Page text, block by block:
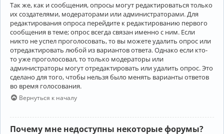
Так же, как и сообщения, опросы могут редактироваться только
их создателями, модераторами или администраторами. Для
редактирования опроса перейдите к редактированию первого
сообщения в теме; опрос всегда связан именно с ним. Если
никто не успел проголосовать, то вы можете удалить опрос или
отредактировать любой из вариантов ответа. Однако если кто-
то уже проголосовал, то только модераторы или
администраторы могут отредактировать или удалить опрос. Это
сделано для того, чтобы нельзя было менять варианты ответов
во время голосования.
Вернуться к началу
Почему мне недоступны некоторые форумы?